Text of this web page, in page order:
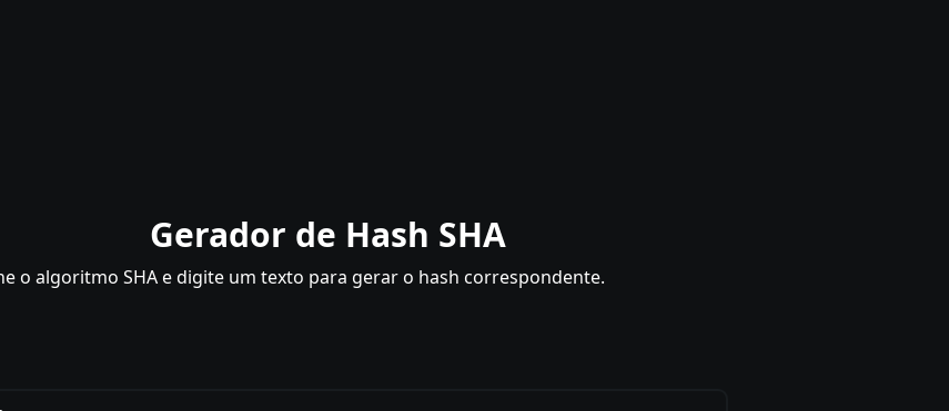
Gerador de Hash SHA
o algoritmo SHA e digite um texto para gerar o hash correspondente.